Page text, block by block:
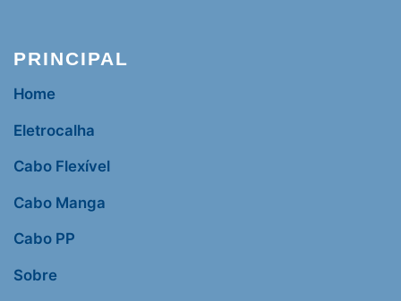
PRINCIPAL
Home
Eletrocalha
Cabo Flexível
Cabo Manga
Cabo PP
Sobre